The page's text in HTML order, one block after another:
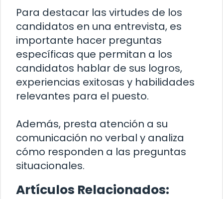
Para destacar las virtudes de los
candidatos en una entrevista, es
importante hacer preguntas
específicas que permitan a los
candidatos hablar de sus logros,
experiencias exitosas y habilidades
relevantes para el puesto.
Además, presta atención a su
comunicación no verbal y analiza
cómo responden a las preguntas
situacionales.
Artículos Relacionados: